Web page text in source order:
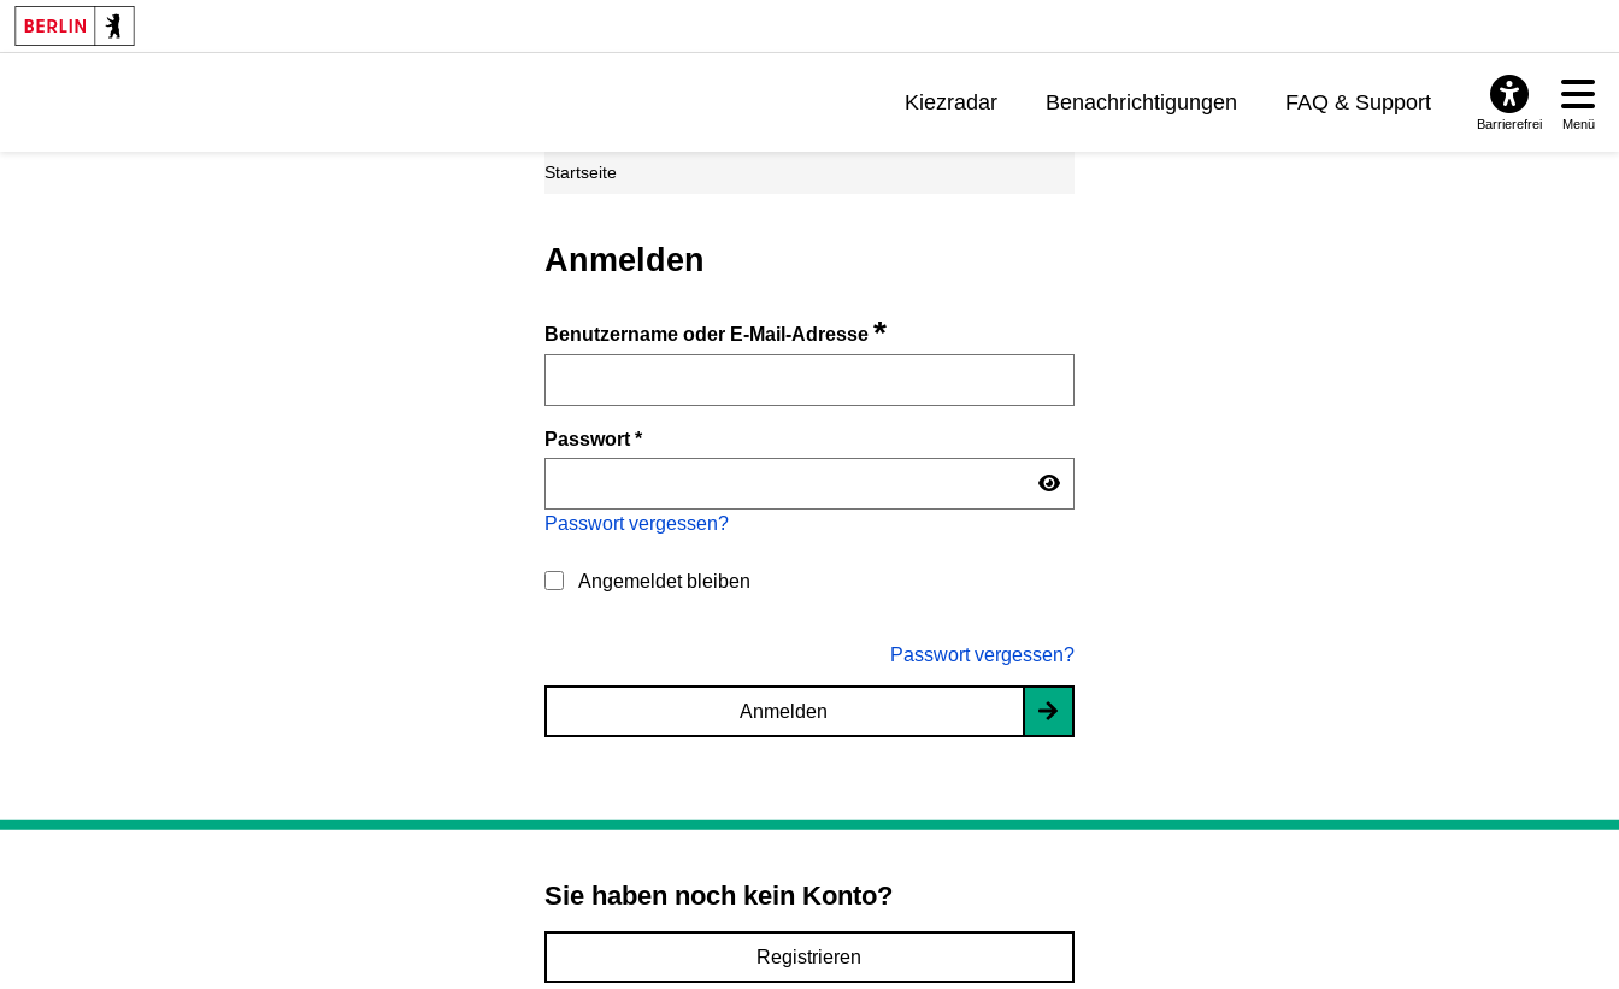
Kiezradar Benachrichtigungen FAQ & Support
Barrierefrei Menü
Startseite
Anmelden
Benutzername oder E-Mail-Adresse*
Passwort*
Passwort vergessen?
Angemeldet bleiben
Passwort vergessen?
Anmelden
Sie haben noch kein Konto?
Registrieren